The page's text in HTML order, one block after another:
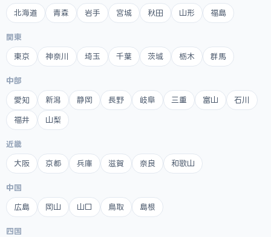
北海道 青森 岩手 宮城 秋田 山形 福島
関東
東京 神奈川 埼玉 千葉 茨城 栃木 群馬
中部
愛知 新潟 静岡 長野 岐阜 三重 富山 石川
福井 山梨
近畿
大阪 京都 兵庫 滋賀 奈良 和歌山
中国
広島 岡山 山口 鳥取 島根
四国